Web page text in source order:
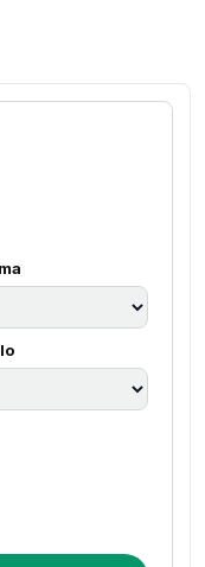
prezzo: da
INS Moda Hip